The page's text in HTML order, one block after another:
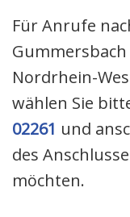
Für Anrufe
Nordrhein-
wählen Sie
02261 und
des
möchten.